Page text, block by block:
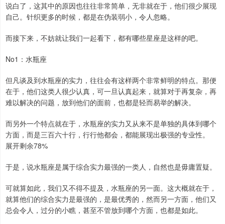
说白了，这其中的原因也往往非常简单，无非就在于，他们很少展现
自己。针织更多的时候，都是在伪装弱小，令人忽略。
而接下来，不妨就让我们一起看下，都有哪些星座是这样的吧。
No1：水瓶座
但凡谈及到水瓶座的实力，往往会有这样两个非常鲜明的特点。那便
在于，他们这类人很少认真，可一旦认真起来，就算对于再复杂，再
难以解决的问题，放到他们的面前，也都是轻而易举的解决。
而另外一个特点就在于，水瓶座的实力又从来不是单独的具体到哪个
方面，而是三百六十行，行行他都会，都能展现出极强的专业性。
展开剩余78%
于是，说水瓶座是属于综合实力最强的一类人，自然也是毋庸置疑。
可就算如此，我们又不得不提及，水瓶座的另一面。这大概就在于，
就算他们的综合实力是最强的，是最优秀的，然而另一方面，他们又
总会令人，过分的小瞧，甚至不管放到哪个方面，也都是如此。